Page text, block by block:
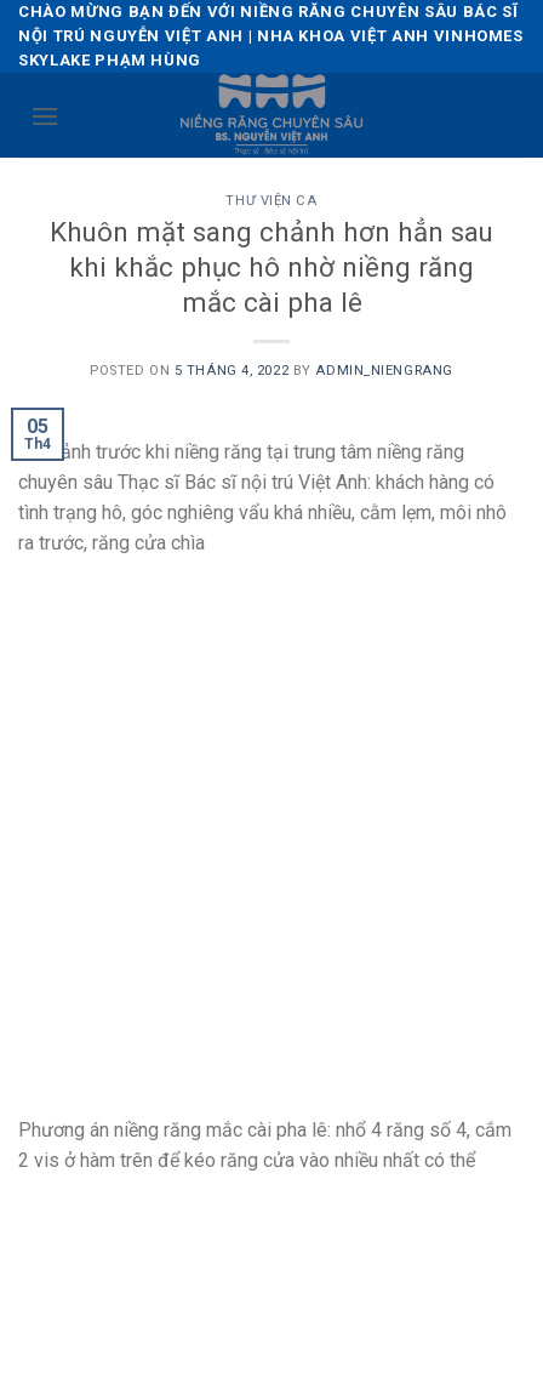
Skip
content
CHÀO MỪNG BẠN ĐẾN VỚI NIỀNG RĂNG CHUYÊN SÂU BÁC SĨ
NỘI TRÚ NGUYỄN VIỆT ANH | NHA KHOA VIỆT ANH VINHOMES
SKYLAKE PHẠM HÙNG
THƯ VIỆN CA
Khuôn mặt sang chảnh hơn hẳn sau
khi khắc phục hô nhờ niềng răng
mắc cài pha lê
POSTED ON 5 THÁNG 4, 2022 BY ADMIN_NIENGRANG
05
Th4
Hình ảnh trước khi niềng răng tại trung tâm niềng răng
chuyên sâu Thạc sĩ Bác sĩ nội trú Việt Anh: khách hàng có
tình trạng hô, góc nghiêng vẩu khá nhiều, cằm lẹm, môi nhô
ra trước, răng cửa chìa
Phương án niềng răng mắc cài pha lê: nhổ 4 răng số 4, cắm
2 vis ở hàm trên để kéo răng cửa vào nhiều nhất có thể